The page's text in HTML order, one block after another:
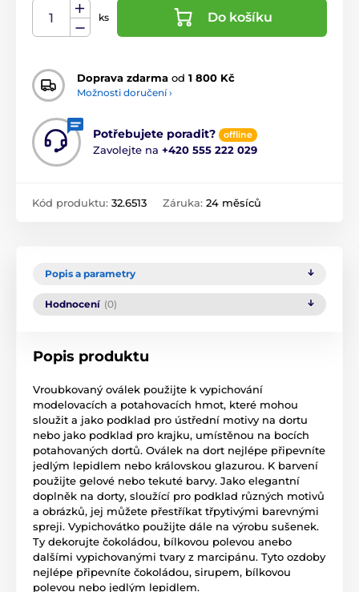
ks Do košíku
Doprava zdarma od 1 800 Kč
Možnosti doručení ›
Potřebujete poradit? offline
Zavolejte na +420 555 222 029
Kód produktu: 32.6513 Záruka: 24 měsíců
Popis a parametry
Hodnocení (0)
Popis produktu
Vroubkovaný oválek použijte k vypichování
modelovacích a potahovacích hmot, které mohou
sloužit a jako podklad pro ústřední motivy na dortu
nebo jako podklad pro krajku, umístěnou na bocích
potahovaných dortů. Oválek na dort nejlépe připevníte
jedlým lepidlem nebo královskou glazurou. K barvení
použijte gelové nebo tekuté barvy. Jako elegantní
doplněk na dorty, sloužící pro podklad různých motivů
a obrázků, jej můžete přestříkat třpytivými barevnými
spreji. Vypichovátko použijte dále na výrobu sušenek.
Ty dekorujte čokoládou, bílkovou polevou anebo
dalšími vypichovanými tvary z marcipánu. Tyto ozdoby
nejlépe připevníte čokoládou, sirupem, bílkovou
polevou nebo jedlým lepidlem.